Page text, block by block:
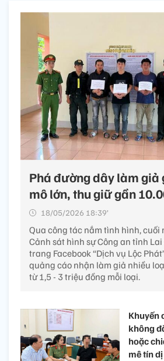
Phá đường dây làm giả
mô lớn, thu giữ gần
18/05/2026 18:39’
Qua công tác nắm tình hình, cuối
Cảnh sát hình sự Công an tỉnh
trang Facebook “Dịch vụ Lộc
quảng cáo nhận làm giả nhiều
từ 1,5 - 3 triệu đồng mỗi loại.
Khuyến
không
hoặc
mê tín